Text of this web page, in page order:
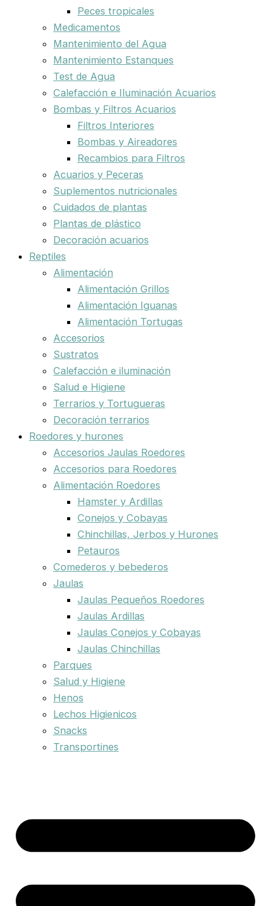
Peces tropicales
Medicamentos
Mantenimiento del Agua
Mantenimiento Estanques
Test de Agua
Calefacción e Iluminación Acuarios
Bombas y Filtros Acuarios
Filtros Interiores
Bombas y Aireadores
Recambios para Filtros
Acuarios y Peceras
Suplementos nutricionales
Cuidados de plantas
Plantas de plástico
Decoración acuarios
Reptiles
Alimentación
Alimentación Grillos
Alimentación Iguanas
Alimentación Tortugas
Accesorios
Sustratos
Calefacción e iluminación
Salud e Higiene
Terrarios y Tortugueras
Decoración terrarios
Roedores y hurones
Accesorios Jaulas Roedores
Accesorios para Roedores
Alimentación Roedores
Hamster y Ardillas
Conejos y Cobayas
Chinchillas, Jerbos y Hurones
Petauros
Comederos y bebederos
Jaulas
Jaulas Pequeños Roedores
Jaulas Ardillas
Jaulas Conejos y Cobayas
Jaulas Chinchillas
Parques
Salud y Higiene
Henos
Lechos Higienicos
Snacks
Transportines